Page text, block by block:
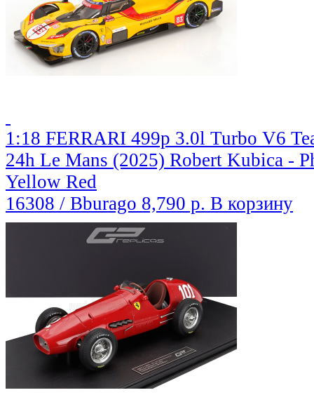
1:18 FERRARI 499p 3.0l Turbo V6
24h Le Mans (2025) Robert Kubica -
Yellow Red
16308 / Bburago 8,790 р. В корзину